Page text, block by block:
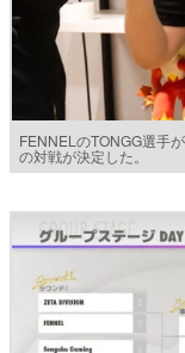
FENNELのTONGG選手
の対戦が決定した。